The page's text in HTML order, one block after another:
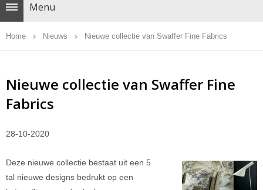
Menu
Home Nieuws Nieuwe collectie van Swaffer Fine Fabrics
Nieuwe collectie van Swaffer Fine
Fabrics
28-10-2020
Deze nieuwe collectie bestaat uit een 5
tal nieuwe designs bedrukt op een